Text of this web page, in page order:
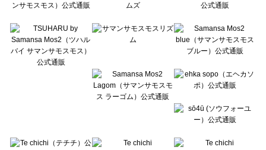
Te chichi CLASSIC（テチチ クラシック）のワンピース一覧
Lugnoncure（ルノンキュール）のワンピース一覧
BETTY'S BLUE（べティーズブルー）のワンピース一覧
Wpc.（ワールドパーティー）のワンピース一覧